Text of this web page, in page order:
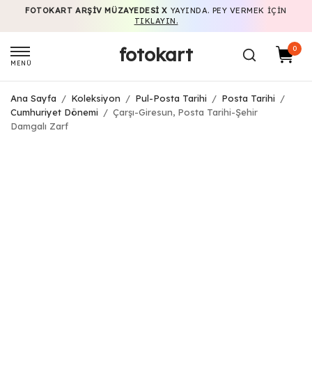
FOTOKART ARŞIV MÜZAYEDESI X YAYINDA. PEY VERMEK IÇIN
TIKLAYIN.
MENÜ fotokart 0
Ana Sayfa / Koleksiyon / Pul-Posta Tarihi / Posta Tarihi
/
Cumhuriyet Dönemi
/ Çarşı-Giresun, Posta Tarihi-Şehir
Damgalı Zarf